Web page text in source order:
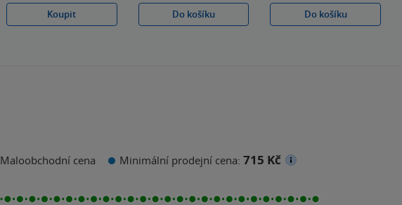
Koupit Do košíku Do košíku
Maloobchodní cena Minimální prodejní cena: 715 Kč